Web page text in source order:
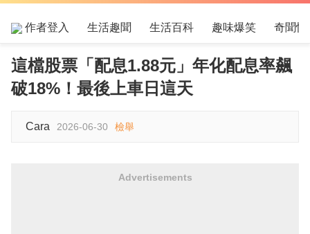
作者登入 生活趣聞 生活百科 趣味爆笑 奇聞怪
這檔股票「配息1.88元」年化配息率飆
破18%！最後上車日這天
Cara 2026-06-30 檢舉
Advertisements